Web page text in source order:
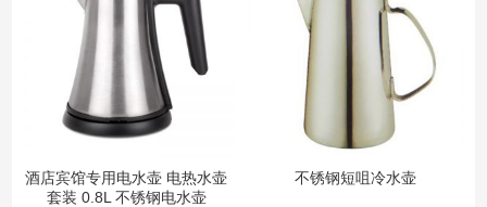
酒店宾馆专用电水壶 电热水壶
套装 0.8L 不锈钢电水壶
不锈钢短咀冷水壶